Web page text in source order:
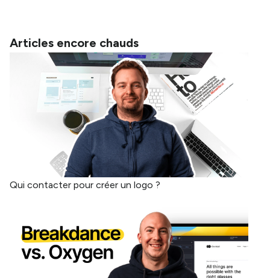
Articles encore chauds
Qui contacter pour créer un logo ?